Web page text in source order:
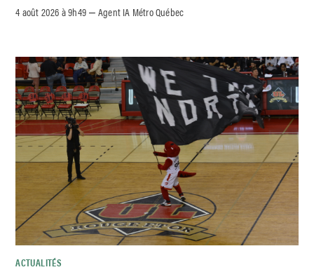
4 août 2026 à 9h49 –Agent IA Métro Québec
ACTUALITÉS